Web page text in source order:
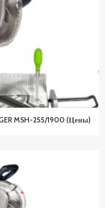
MSH-255/1900 (Цены)